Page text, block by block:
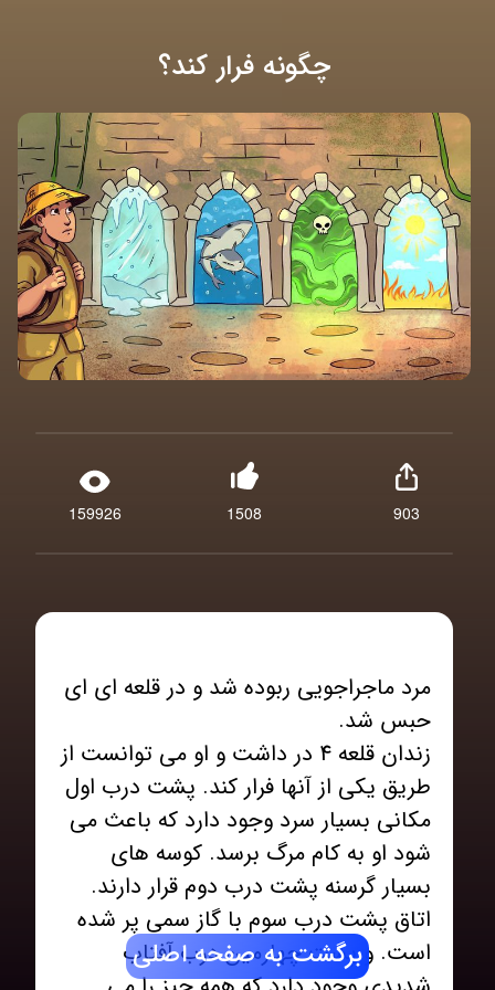
چگونه فرار کند؟
159926 1508 903
مرد ماجراجویی ربوده شد و در قلعه ای ای
زندان قلعه 4 در داشت و او می توانست از
طریق یکی از آنها فرار کند. پشت درب اول
مکانی بسیار سرد وجود دارد که باعث می
شود او به کام مرگ برسد. کوسه های
بسیار گرسنه پشت درب دوم قرار دارند.
اتاق پشت درب سوم با گاز سمی پر شده
است. و پشت چهارمین درب آفتاب
برگشت به صفحه اصلی